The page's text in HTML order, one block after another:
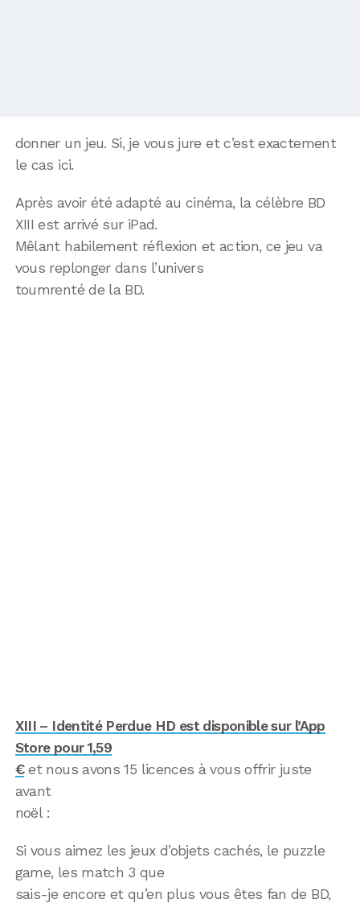
donner un jeu. Si, je vous jure et c’est exactement
le cas ici.
Après avoir été adapté au cinéma, la célèbre BD
XIII est arrivé sur iPad.
Mêlant habilement réflexion et action, ce jeu va
vous replonger dans l’univers
toumrenté de la BD.
XIII – Identité Perdue HD est disponible sur l’App
Store pour 1,59
€et nous avons 15 licences à vous offrir juste
avant
noël :
Si vous aimez les jeux d’objets cachés, le puzzle
game, les match 3 que
sais-je encore et qu’en plus vous êtes fan de BD,